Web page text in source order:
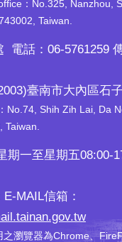
：No.325, Nanzhou,
Taiwan.
電話：06-5761259
臺南市大內區石
No.74, Shih Zih Lai, Da
Taiwan.
期一至星期五08:00-
MAIL信箱：
之瀏覽器為Chrome、